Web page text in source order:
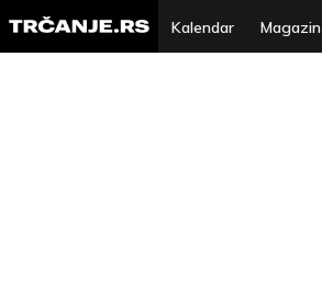
Kalendar Magazin